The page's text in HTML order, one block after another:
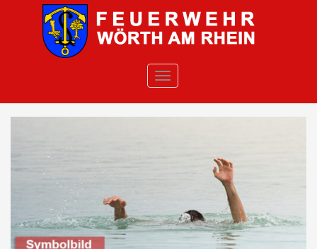
Skip to main content
TOGGLE NAVIGATION